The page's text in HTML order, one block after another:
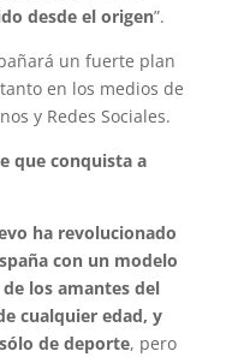
desde el origen”.
un fuerte plan
en los medios de
y Redes Sociales.
que conquista a
ha revolucionado
con un modelo
los amantes del
cualquier edad, y
de deporte, pero